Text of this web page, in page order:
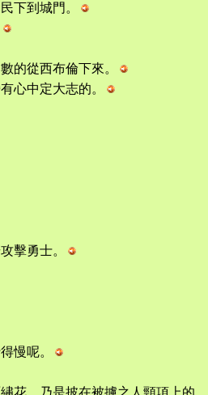
下到城門。
的從西布倫下來。
心中定大志的。
擊勇士。
慢呢。
花。乃是披在被擄之人頸項上的。